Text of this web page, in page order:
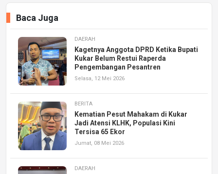
Baca Juga
DAERAH
Kagetnya Anggota DPRD Ketika Bupati
Kukar Belum Restui Raperda
Pengembangan Pesantren
Selasa, 12 Mei 2026
BERITA
Kematian Pesut Mahakam di Kukar
Jadi Atensi KLHK, Populasi Kini
Tersisa 65 Ekor
Jumat, 08 Mei 2026
DAERAH